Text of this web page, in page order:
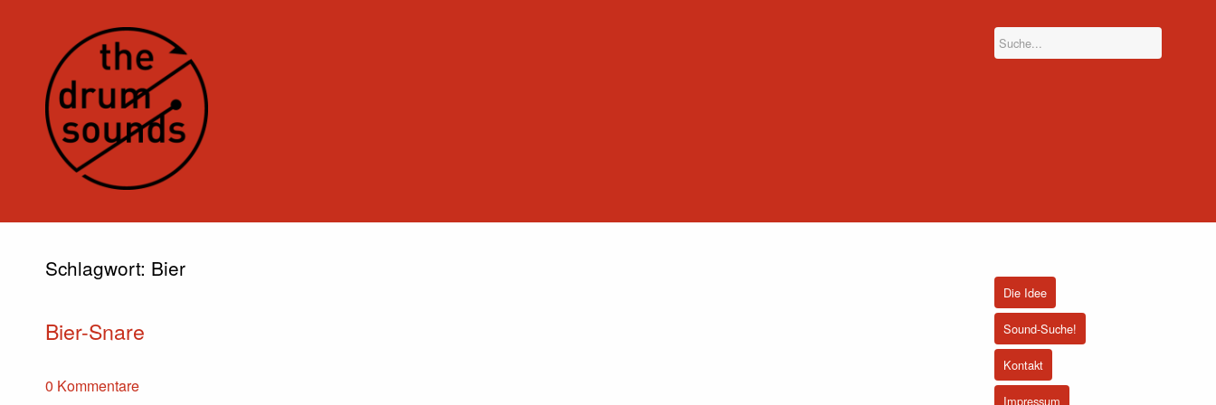
Schlagwort: Bier
Bier-Snare
0 Kommentare
Die Idee
Sound-Suche!
Kontakt
Impressum